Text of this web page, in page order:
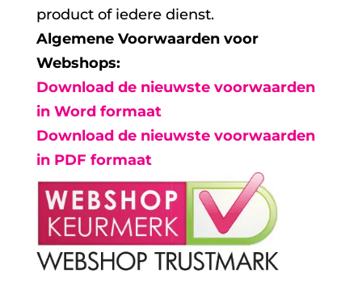
product of iedere dienst.
Algemene Voorwaarden voor
Webshops:
Download de nieuwste voorwaarden
in Word formaat
Download de nieuwste voorwaarden
in PDF formaat